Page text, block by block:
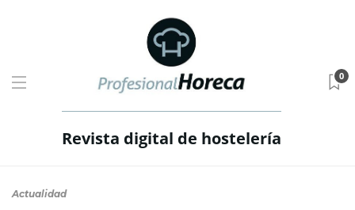
Revista digital de hostelería
0
Actualidad